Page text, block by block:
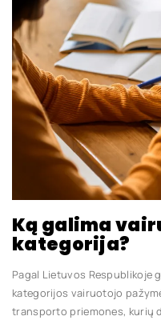
Ką galima
kategorija?
Pagal Lietuvos Respublikoje
kategorijos vairuotojo
transporto priemones, kurių